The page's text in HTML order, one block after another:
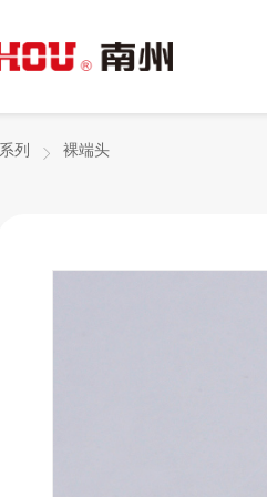
头
自动化、新能源行业、智能
行业等领域。
出发，为客户提供真正有价
户更好地使用产品。
公司是专业的警示灯、警报
制造商之一，产品的研发、
行业产品技术标准，并已通
检测认证和欧盟的CE产品
创新更多价值。
列 裸端头